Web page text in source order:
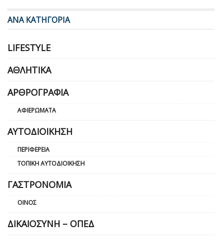
ΑΝΑ ΚΑΤΗΓΟΡΙΑ
LIFESTYLE
ΑΘΛΗΤΙΚΆ
ΑΡΘΡΟΓΡΑΦΊΑ
ΑΦΙΕΡΏΜΑΤΑ
ΑΥΤΟΔΙΟΊΚΗΣΗ
ΠΕΡΙΦΈΡΕΙΑ
ΤΟΠΙΚΉ ΑΥΤΟΔΙΟΊΚΗΣΗ
ΓΑΣΤΡΟΝΟΜΊΑ
ΟΊΝΟΣ
ΔΙΚΑΙΟΣΎΝΗ – ΟΠΕΔ